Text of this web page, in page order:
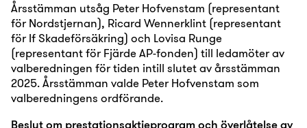
Årsstämman utsåg Peter Hofvenstam (representant
för Nordstjernan), Ricard Wennerklint (representant
för If Skadeförsäkring) och Lovisa Runge
(representant för Fjärde AP-fonden) till ledamöter av
valberedningen för tiden intill slutet av årsstämman
2025. Årsstämman valde Peter Hofvenstam som
valberedningens ordförande.
Beslut om prestationsaktieprogram och överlåtelse av